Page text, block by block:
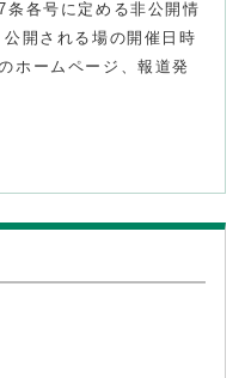
各号に定める非公開情
開される場の開催日時
ホームページ、報道発